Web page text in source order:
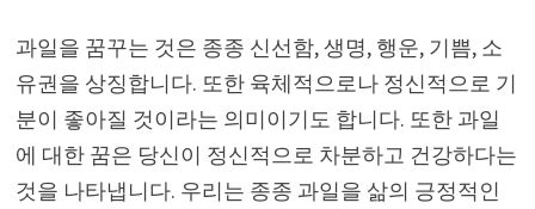
과일을 꿈꾸는 것은 종종 신선함, 생명, 행운, 기쁨, 소
유권을 상징합니다. 또한 육체적으로나 정신적으로 기
분이 좋아질 것이라는 의미이기도 합니다. 또한 과일
에 대한 꿈은 당신이 정신적으로 차분하고 건강하다는
것을 나타냅니다. 우리는 종종 과일을 삶의 긍정적인